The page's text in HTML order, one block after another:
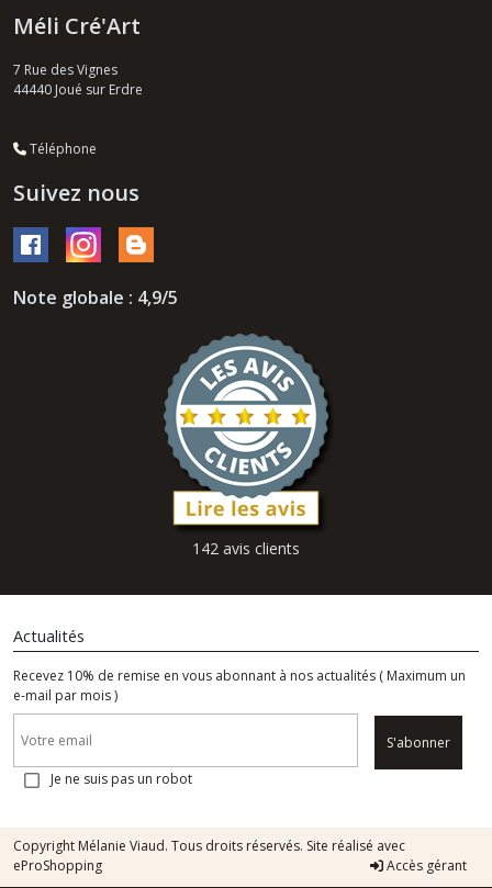
Méli Cré'Art
7 Rue des Vignes
44440 Joué sur Erdre
Téléphone
Suivez nous
Note globale : 4,9/5
142 avis clients
Actualités
Recevez 10% de remise en vous abonnant à nos actualités ( Maximum un
e-mail par mois )
S'abonner
Je ne suis pas un robot
Copyright Mélanie Viaud. Tous droits réservés. Site réalisé avec
eProShopping
Accès gérant